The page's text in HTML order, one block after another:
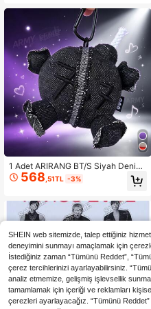
ü Fotoğraf Albümü, Parti Malzemele
ri, Zarif Dekorasyonlar, Şık Küçük H
ediyeler, Sevgililer Günü Hediyeleri,
Koleksiyon Ürünleri
1 Adet ARIRANG BT/S Siyah Denim
Anahtarlık, Yaratıcı Dolgulu Kolye U
cu, Sırt Çantası, El Çantası ve Araba
568 ,51TL -3%
SHEIN web sitemizde, talep ettiğiniz
deneyimini sunmayı amaçlamak için
İstediğiniz zaman “Tümünü Reddet”,
çerez tercihlerinizi ayarlayabilirsiniz.
analiz etmemize, gelişmiş işlevsellik
tamamlamak için içeriği ve reklamları
çerezleri ayarlayacağız. “Tümünü